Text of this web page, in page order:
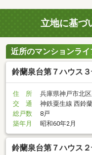
立地に基づ
近所のマンションラ
鈴蘭泉台第７ハウス
住 所
兵庫県神戸市北
交 通
神鉄粟生線 西鈴
総戸数
8戸
築年月
昭和60年2月
鈴蘭泉台第７ハウス